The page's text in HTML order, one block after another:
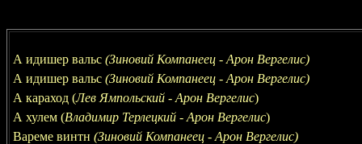
А идишер вальс (Зиновий Компанеец - Арон Вергелис)
А идишер вальс (Зиновий Компанеец - Арон Вергелис)
А караход (Лев Ямпольский - Арон Вергелис)
А хулем (Владимир Терлецкий - Арон Вергелис)
Вареме винтн (Зиновий Компанеец - Арон Вергелис)